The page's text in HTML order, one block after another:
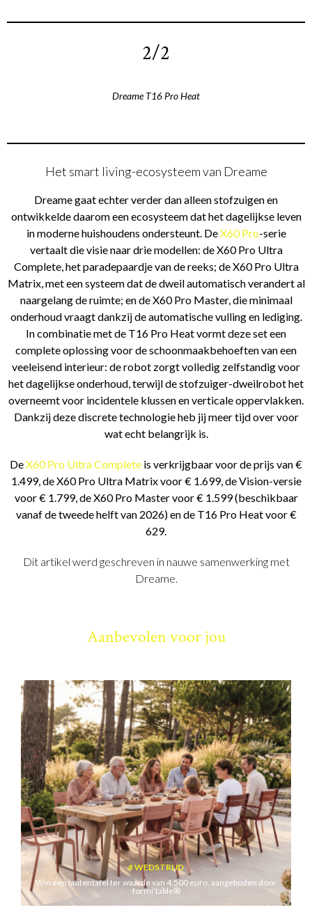
2/2
Dreame T16 Pro Heat
Het smart living-ecosysteem van Dreame
Dreame gaat echter verder dan alleen stofzuigen en
ontwikkelde daarom een ecosysteem dat het dagelijkse leven
in moderne huishoudens ondersteunt. DeX60 Pro-serie
vertaalt die visie naar drie modellen: de X60 Pro Ultra
Complete, het paradepaardje van de reeks; de X60 Pro Ultra
Matrix, met een systeem dat de dweil automatisch verandert al
naargelang de ruimte; en de X60 Pro Master, die minimaal
onderhoud vraagt dankzij de automatische vulling en lediging.
In combinatie met de T16 Pro Heat vormt deze set een
complete oplossing voor de schoonmaakbehoeften van een
veeleisend interieur: de robot zorgt volledig zelfstandig voor
het dagelijkse onderhoud, terwijl de stofzuiger-dweilrobot het
overneemt voor incidentele klussen en verticale oppervlakken.
Dankzij deze discrete technologie heb jij meer tijd over voor
wat echt belangrijk is.
DeX60 Pro Ultra Complete is verkrijgbaar voor de prijs van €
1.499, de X60 Pro Ultra Matrix voor € 1.699, de Vision-versie
voor € 1.799, de X60 Pro Master voor € 1.599 (beschikbaar
vanaf de tweede helft van 2026) en de T16 Pro Heat voor €
629.
Dit artikel werd geschreven in nauwe samenwerking met
Dreame.
Aanbevolen voor jou
WEDSTRIJD
Win een buitentafel ter waarde van 4.500 euro, aangeboden door
formi’table®